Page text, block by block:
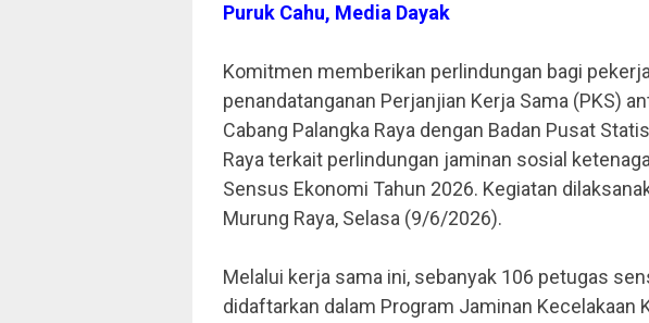
Puruk Cahu, Media Dayak
Komitmen memberikan perlindungan bagi
penandatanganan Perjanjian Kerja Sama (PKS)
Cabang Palangka Raya dengan Badan Pusat
Raya terkait perlindungan jaminan sosial
Sensus Ekonomi Tahun 2026. Kegiatan
Murung Raya, Selasa (9/6/2026).
Melalui kerja sama ini, sebanyak 106 petugas
didaftarkan dalam Program Jaminan Kecelakaan